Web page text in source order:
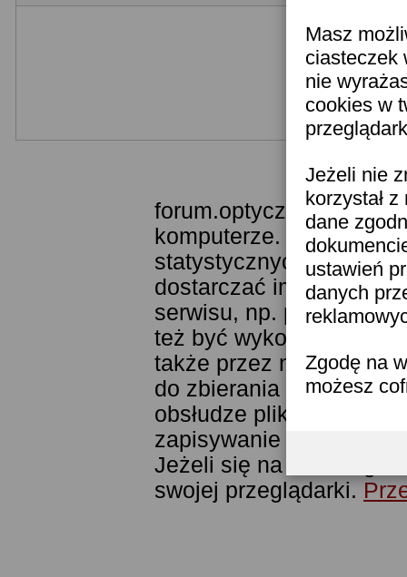
Masz
ciasteczek
nie
cookies w
Jeżeli nie
korzystał
dane
ustawień
danych
Zgodę na
możesz
forum.optyczne.pl
komputerze.
statystycznych.
dostarczać im
serwisu, np. poprzez
też być
także przez narzędzie
do zbierania statystyk.
obsłudze plików
zapisywanie ich w
Jeżeli się na to nie
swojej przeglądarki.